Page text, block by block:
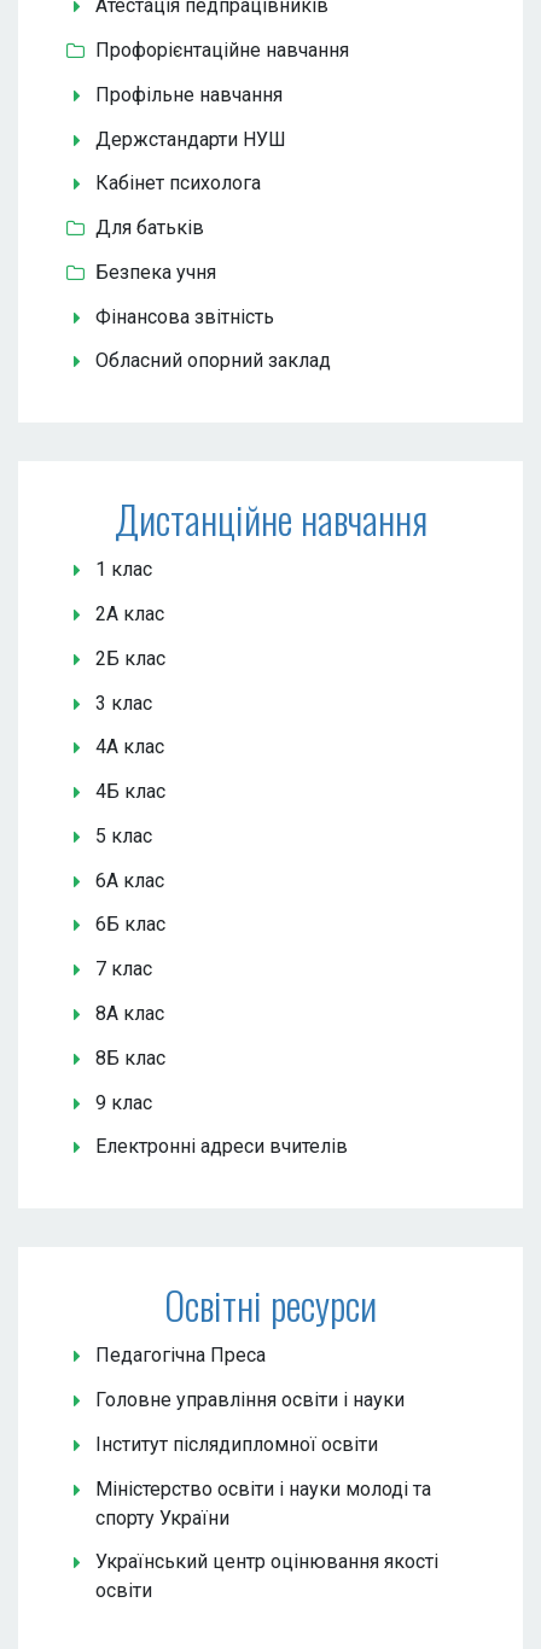
Атестація педпрацівників
Профорієнтаційне навчання
Профільне навчання
Держстандарти НУШ
Кабінет психолога
Для батьків
Безпека учня
Фінансова звітність
Обласний опорний заклад
Дистанційне навчання
1 клас
2А клас
2Б клас
3 клас
4А клас
4Б клас
5 клас
6А клас
6Б клас
7 клас
8А клас
8Б клас
9 клас
Електронні адреси вчителів
Освітні ресурси
Педагогічна Преса
Головне управління освіти і науки
Інститут післядипломної освіти
Міністерство освіти і науки молоді та
спорту України
Український центр оцінювання якості
освіти